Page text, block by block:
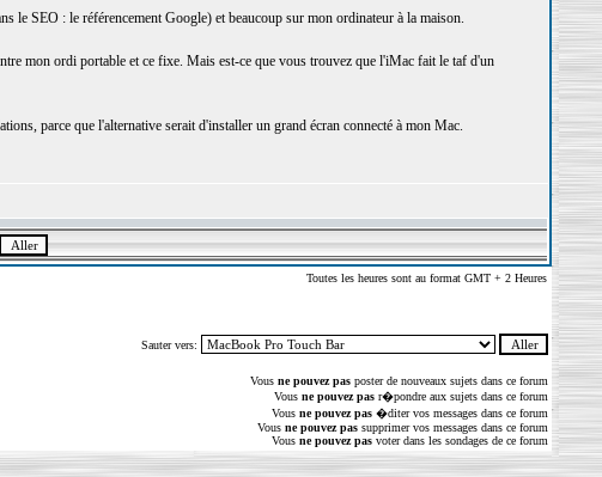
le SEO : le référencement Google) et beaucoup sur mon ordinateur à la maison.
mon ordi portable et ce fixe. Mais est-ce que vous trouvez que l'iMac fait le taf d'un
parce que l'alternative serait d'installer un grand écran connecté à mon Mac.
Toutes les heures sont au format GMT + 2 Heures
Sauter vers:
Vous ne pouvez pasposter de nouveaux sujets dans ce forum
Vous ne pouvez pasr�pondre aux sujets dans ce forum
Vous ne pouvez pas�diter vos messages dans ce forum
Vous ne pouvez passupprimer vos messages dans ce forum
Vous ne pouvez pasvoter dans les sondages de ce forum